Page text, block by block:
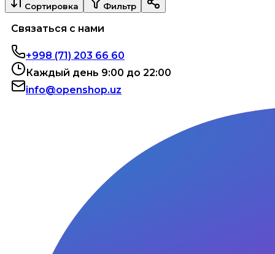
Сортировка Фильтр
Связаться с нами
+998 (71) 203 66 60
Каждый день 9:00 до 22:00
info@openshop.uz